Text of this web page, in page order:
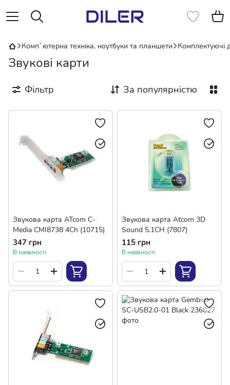
Комп`ютерна техніка, ноутбуки та планшети Комплектуючі
Звукові карти
Фільтр За популярністю
Звукова карта ATcom C-
Media CMI8738 4Ch (10715)
347 грн
В наявності
Звукова карта Atcom 3D
Sound 5.1CH (7807)
115 грн
В наявності